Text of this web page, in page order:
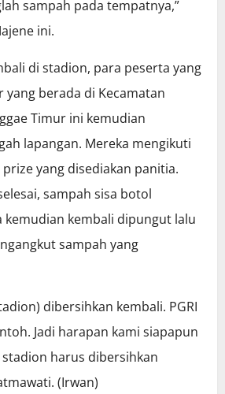
sampah pada tempatnya,”
ini.
di stadion, para peserta yang
berada di Kecamatan
Timur ini kemudian
lapangan. Mereka mengikuti
yang disediakan panitia.
sampah sisa botol
kembali dipungut lalu
sampah yang
dibersihkan kembali. PGRI
Jadi harapan kami siapapun
harus dibersihkan
(Irwan)